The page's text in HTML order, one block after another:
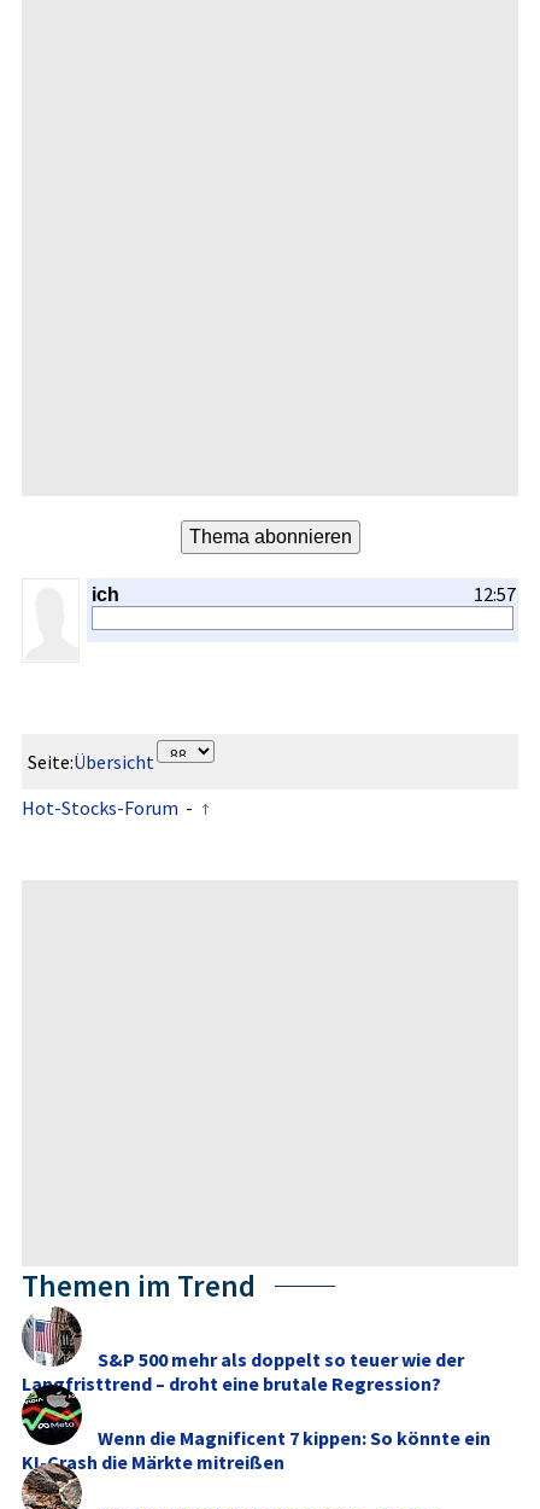
ich 12:57
Seite:Übersicht
Hot-Stocks-Forum -
Themen im Trend
S&P 500 mehr als doppelt so teuer wie der
Langfristtrend – droht eine brutale Regression?
Wenn die Magnificent 7 kippen: So könnte ein
KI-Crash die Märkte mitreißen